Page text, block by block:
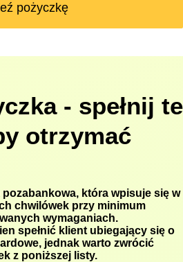
pożyczkę
- spełnij te
otrzymać
która wpisuje się w
chwilówek przy minimum
wymaganiach.
spełnić klient ubiegający się o
jednak warto zwrócić
z poniższej listy.